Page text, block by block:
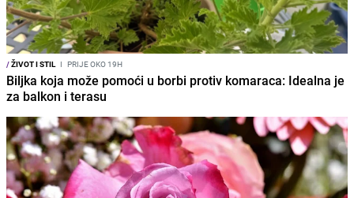
/ŽIVOT I STIL I PRIJE OKO 19H
Biljka koja može pomoći u borbi protiv komaraca: Idealna je
za balkon i terasu